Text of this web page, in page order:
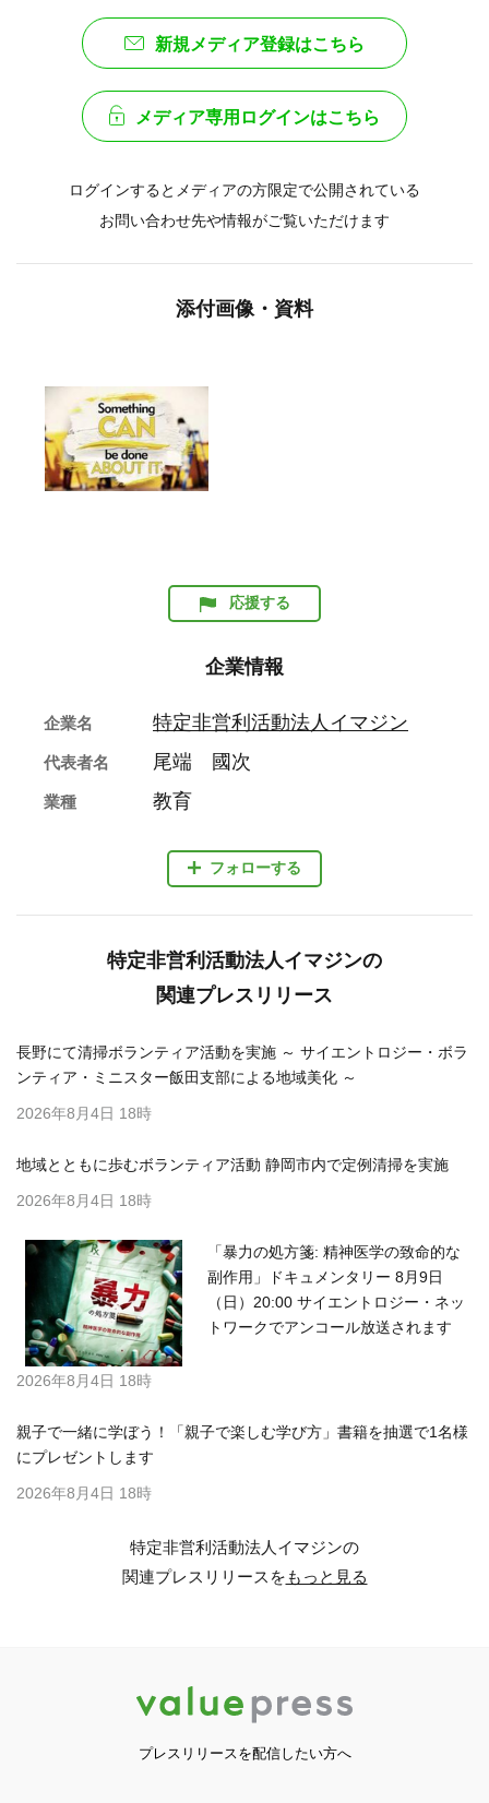
新規メディア登録はこちら
メディア専用ログインはこちら
ログインするとメディアの方限定で公開されている
お問い合わせ先や情報がご覧いただけます
添付画像・資料
応援する
企業情報
フォローする
企業名 特定非営利活動法人イマジン
代表者名 尾端 國次
業種 教育
特定非営利活動法人イマジンの
関連プレスリリース
長野にて清掃ボランティア活動を実施 ～ サイエントロジー・ボラ
ンティア・ミニスター飯田支部による地域美化 ～
2026年8月4日 18時
地域とともに歩むボランティア活動 静岡市内で定例清掃を実施
2026年8月4日 18時
「暴力の処方箋: 精神医学の致命的な
副作用」ドキュメンタリー 8月9日
（日）20:00 サイエントロジー・ネッ
トワークでアンコール放送されます
2026年8月4日 18時
親子で一緒に学ぼう！「親子で楽しむ学び方」書籍を抽選で1名様
にプレゼントします
2026年8月4日 18時
特定非営利活動法人イマジンの
関連プレスリリースをもっと見る
プレスリリースを配信したい方へ